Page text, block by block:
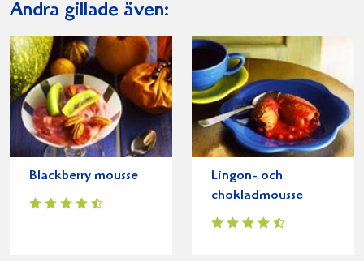
Andra gillade även:
Blackberry mousse
Lingon- och
chokladmousse